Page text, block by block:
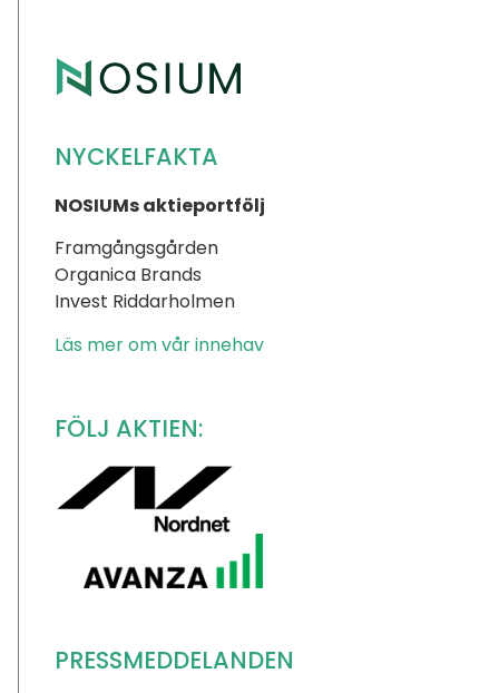
NYCKELFAKTA
NOSIUMs aktieportfölj
Framgångsgården
Organica Brands
Invest Riddarholmen
Läs mer om vår innehav
FÖLJ AKTIEN:
PRESSMEDDELANDEN